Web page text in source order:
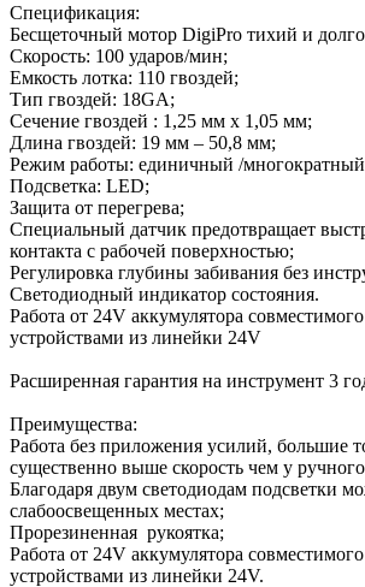
Спецификация:
Бесщеточный мотор DigiPro тихий и
Скорость: 100 ударов/мин;
Емкость лотка: 110 гвоздей;
Тип гвоздей: 18GA;
Сечение гвоздей : 1,25 мм х 1,05 мм;
Длина гвоздей: 19 мм – 50,8 мм;
Режим работы: единичный /
Подсветка: LED;
Защита от перегрева;
Специальный датчик предотвращает
контакта с рабочей поверхностью;
Регулировка глубины забивания без
Светодиодный индикатор состояния.
Работа от 24V аккумулятора
устройствами из линейки 24V
Расширенная гарантия на инструмент 3
Преимущества:
Работа без приложения усилий, большие
существенно выше скорость чем у
Благодаря двум светодиодам подсветки
слабоосвещенных местах;
Прорезиненная рукоятка;
Работа от 24V аккумулятора
устройствами из линейки 24V.